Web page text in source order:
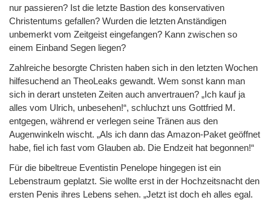
nur passieren? Ist die letzte Bastion des konservativen
Christentums gefallen? Wurden die letzten Anständigen
unbemerkt vom Zeitgeist eingefangen? Kann zwischen so
einem Einband Segen liegen?
Zahlreiche besorgte Christen haben sich in den letzten Wochen
hilfesuchend an TheoLeaks gewandt. Wem sonst kann man
sich in derart unsteten Zeiten auch anvertrauen? „Ich kauf ja
alles vom Ulrich, unbesehen!“, schluchzt uns Gottfried M.
entgegen, während er verlegen seine Tränen aus den
Augenwinkeln wischt. „Als ich dann das Amazon-Paket geöffnet
habe, fiel ich fast vom Glauben ab. Die Endzeit hat begonnen!“
Für die bibeltreue Eventistin Penelope hingegen ist ein
Lebenstraum geplatzt. Sie wollte erst in der Hochzeitsnacht den
ersten Penis ihres Lebens sehen. „Jetzt ist doch eh alles egal.